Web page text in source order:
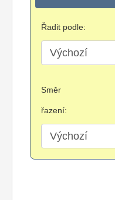
Řadit podle:
Směr
řazení: